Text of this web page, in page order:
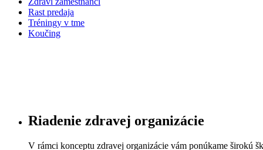
Rast predaja
Tréningy v tme
Koučing
Riadenie zdravej organizácie
V rámci konceptu zdravej organizácie vám ponúkame širokú